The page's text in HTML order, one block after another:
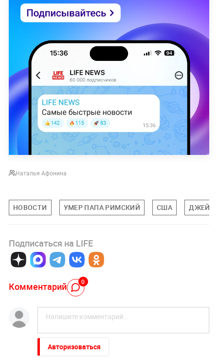
Наталья Афонина
НОВОСТИ УМЕР ПАПА РИМСКИЙ США ДЖЕЙ
Подписаться на LIFE
Комментарий 0
Авторизоваться